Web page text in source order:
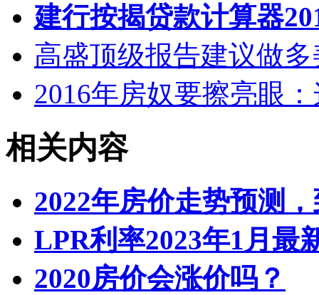
建行按揭贷款计算器
高盛顶级报告建议做
2016年房奴要擦亮眼
相关内容
2022年房价走势预测
LPR利率2023年1月最
2020房价会涨价吗？